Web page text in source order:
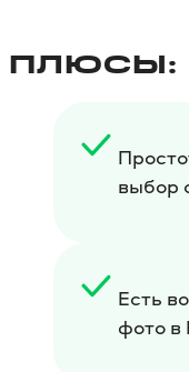
ПЛЮСЫ:
выбор
Есть
фото